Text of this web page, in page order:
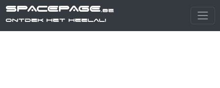
SPACEPAGE.be
Ontdek het heelal!